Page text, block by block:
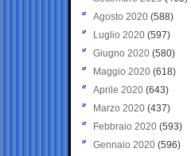
Agosto 2020 (588)
Luglio 2020 (597)
Giugno 2020 (580)
Maggio 2020 (618)
Aprile 2020 (643)
Marzo 2020 (437)
Febbraio 2020 (593)
Gennaio 2020 (596)